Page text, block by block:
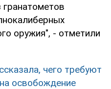
гранатометов
оружия", - отметили
чего требуют
освобождение